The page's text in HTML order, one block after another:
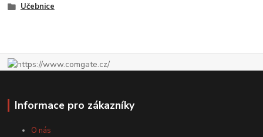
Učebnice
Informace pro zákazníky
O nás